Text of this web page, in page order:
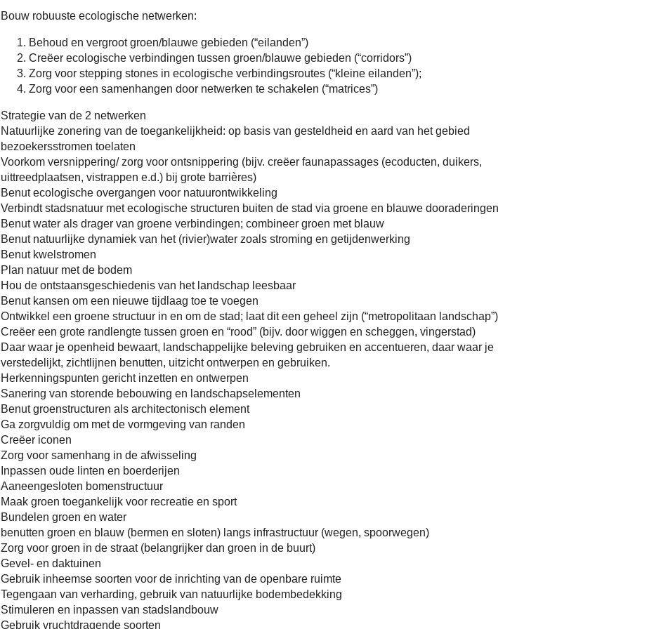
Bouw robuuste ecologische netwerken:
Behoud en vergroot groen/blauwe gebieden (“eilanden”)
Creëer ecologische verbindingen tussen groen/blauwe gebieden (“corridors”)
Zorg voor stepping stones in ecologische verbindingsroutes (“kleine eilanden”);
Zorg voor een samenhangen door netwerken te schakelen (“matrices”)
Strategie van de 2 netwerken
Natuurlijke zonering van de toegankelijkheid: op basis van gesteldheid en aard van het gebied
bezoekersstromen toelaten
Voorkom versnippering/ zorg voor ontsnippering (bijv. creëer faunapassages (ecoducten, duikers,
uittreedplaatsen, vistrappen e.d.) bij grote barrières)
Benut ecologische overgangen voor natuurontwikkeling
Verbindt stadsnatuur met ecologische structuren buiten de stad via groene en blauwe dooraderingen
Benut water als drager van groene verbindingen; combineer groen met blauw
Benut natuurlijke dynamiek van het (rivier)water zoals stroming en getijdenwerking
Benut kwelstromen
Plan natuur met de bodem
Hou de ontstaansgeschiedenis van het landschap leesbaar
Benut kansen om een nieuwe tijdlaag toe te voegen
Ontwikkel een groene structuur in en om de stad; laat dit een geheel zijn (“metropolitaan landschap”)
Creëer een grote randlengte tussen groen en “rood” (bijv. door wiggen en scheggen, vingerstad)
Daar waar je openheid bewaart, landschappelijke beleving gebruiken en accentueren, daar waar je
verstedelijkt, zichtlijnen benutten, uitzicht ontwerpen en gebruiken.
Herkenningspunten gericht inzetten en ontwerpen
Sanering van storende bebouwing en landschapselementen
Benut groenstructuren als architectonisch element
Ga zorgvuldig om met de vormgeving van randen
Creëer iconen
Zorg voor samenhang in de afwisseling
Inpassen oude linten en boerderijen
Aaneengesloten bomenstructuur
Maak groen toegankelijk voor recreatie en sport
Bundelen groen en water
benutten groen en blauw (bermen en sloten) langs infrastructuur (wegen, spoorwegen)
Zorg voor groen in de straat (belangrijker dan groen in de buurt)
Gevel- en daktuinen
Gebruik inheemse soorten voor de inrichting van de openbare ruimte
Tegengaan van verharding, gebruik van natuurlijke bodembedekking
Stimuleren en inpassen van stadslandbouw
Gebruik vruchtdragende soorten